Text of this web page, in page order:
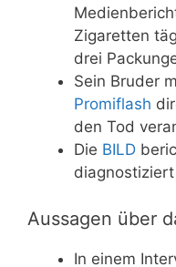
Zigaretten
drei
Sein Bruder
Promiflash
den Tod
Die BILD
Aussagen über
In einem